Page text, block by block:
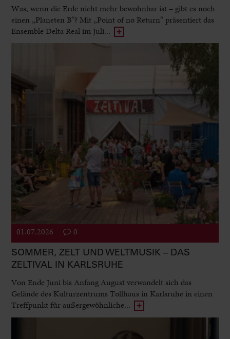
Was, wenn die Erde nicht mehr bewohnbar ist – gibt es noch
einen „Planeten B“? Mit „Point of no Return“ präsentiert das
Ensemble Delta Real im Juli...
01.07.2026 0
SOMMER, ZELT UND WELTMUSIK – DAS
ZELTIVAL IN KARLSRUHE
Von Ende Juni bis Anfang August verwandelt sich das
Gelände des Kulturzentrums Tollhaus in Karlsruhe in einen
Treffpunkt für außergewöhnliche...